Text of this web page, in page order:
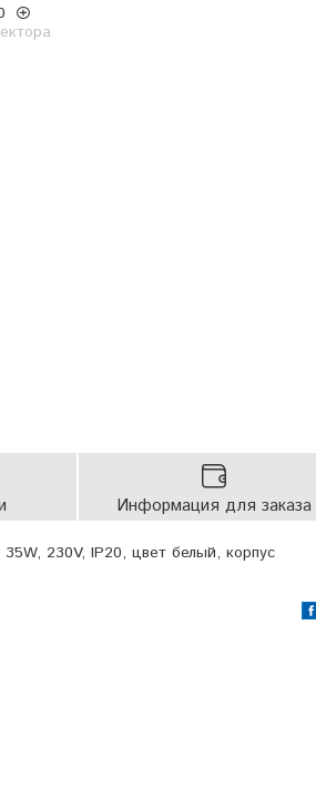
Информация для заказа
230V, IP20, цвет белый, корпус